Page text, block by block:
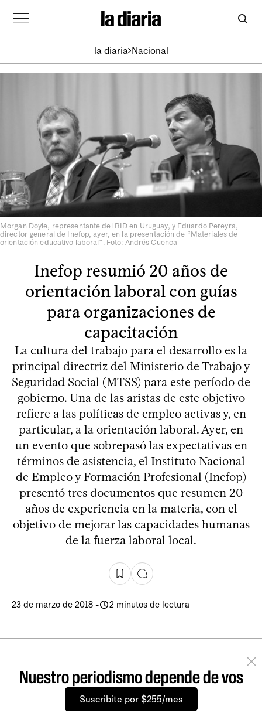
la diaria Nacional
Morgan Doyle, representante del BID en Uruguay, y Eduardo Pereyra,
director general de Inefop, ayer, en la presentación de “Materiales de
orientación educativo laboral”. Foto: Andrés Cuenca
Inefop resumió 20 años de
orientación laboral con guías
para organizaciones de
capacitación
La cultura del trabajo para el desarrollo es la
principal directriz del Ministerio de Trabajo y
Seguridad Social (MTSS) para este período de
gobierno. Una de las aristas de este objetivo
refiere a las políticas de empleo activas y, en
particular, a la orientación laboral. Ayer, en
un evento que sobrepasó las expectativas en
términos de asistencia, el Instituto Nacional
de Empleo y Formación Profesional (Inefop)
presentó tres documentos que resumen 20
años de experiencia en la materia, con el
objetivo de mejorar las capacidades humanas
de la fuerza laboral local.
23 de marzo de 2018 - 2 minutos de lectura
Nuestro periodismo depende de vos
Suscribite por $255/mes